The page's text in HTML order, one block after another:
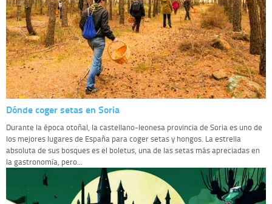
Dónde coger setas en Soria
Durante la época otoñal, la castellano-leonesa provincia de Soria es uno de
los mejores lugares de España para coger setas y hongos. La estrella
absoluta de sus bosques es el boletus, una de las setas más apreciadas en
la gastronomía, pero...